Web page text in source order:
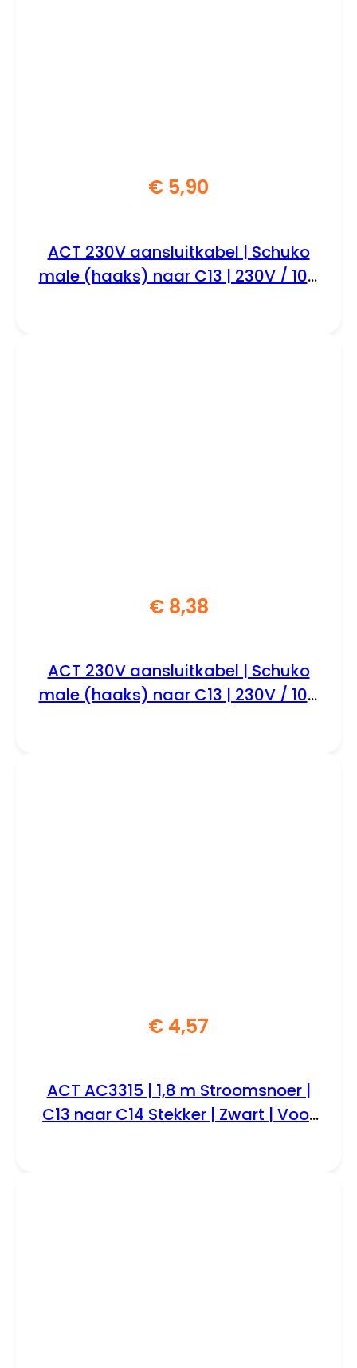
€ 5,90
ACT 230V aansluitkabel | Schuko
male (haaks) naar C13 | 230V / 10A
€8,38
ACT 230V aansluitkabel | Schuko
male (haaks) naar C13 | 230V / 10A
€ 4,57
ACT AC3315 | 1,8 m Stroomsnoer |
C13 naar C14 Stekker | Zwart | Voor